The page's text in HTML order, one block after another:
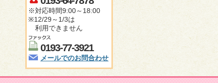
※対応時間9:00～18:00
※12/29～1/3は
利用できません
0193-77-3921
メールでのお問合わせ